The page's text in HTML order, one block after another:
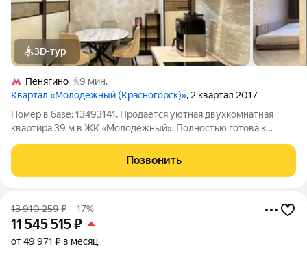
3D-тур
Пенягино
9 мин.
Квартал «Молодежный (Красногорск)», 2 квартал 2017
Номер в базе: 13493141. Продаётся уютная двухкомнатная
квартира 39 м в ЖК «Молодёжный». Полностью готова к
инженерная разводка, мебель и вся необходимая техника уже
Позвонить
13 910 259₽ –17%
11 545 515₽
от 49 971 ₽ в месяц